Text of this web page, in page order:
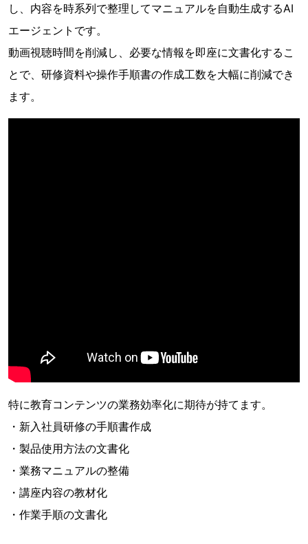
し、内容を時系列で整理してマニュアルを自動生成するAI
エージェントです。
動画視聴時間を削減し、必要な情報を即座に文書化するこ
とで、研修資料や操作手順書の作成工数を大幅に削減でき
ます。
特に教育コンテンツの業務効率化に期待が持てます。
・新入社員研修の手順書作成
・製品使用方法の文書化
・業務マニュアルの整備
・講座内容の教材化
・作業手順の文書化